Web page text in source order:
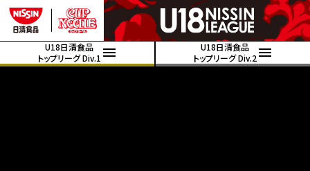
U18日清食品
トップリーグ Div.1
U18日清食品
トップリーグ Div.2